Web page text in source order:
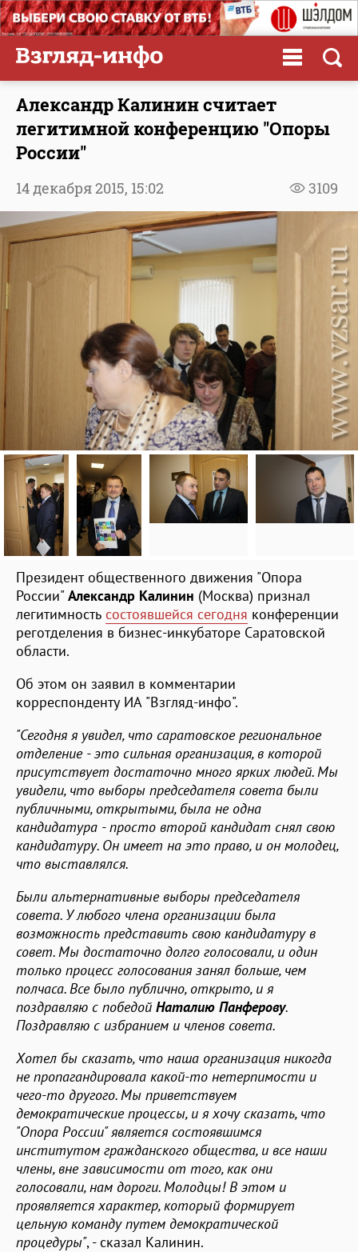
Александр Калинин считает
легитимной конференцию "Опоры
России"
3109
14 декабря 2015, 15:02
Президент общественного движения "Опора
России" Александр Калинин (Москва) признал
легитимность состоявшейся сегодня конференции
реготделения в бизнес-инкубаторе Саратовской
области.
Об этом он заявил в комментарии
корреспонденту ИА "Взгляд-инфо".
"Сегодня я увидел, что саратовское региональное
отделение - это сильная организация, в которой
присутствует достаточно много ярких людей. Мы
увидели, что выборы председателя совета были
публичными, открытыми, была не одна
кандидатура - просто второй кандидат снял свою
кандидатуру. Он имеет на это право, и он молодец,
что выставлялся.
Были альтернативные выборы председателя
совета. У любого члена организации была
возможность представить свою кандидатуру в
совет. Мы достаточно долго голосовали, и один
только процесс голосования занял больше, чем
полчаса. Все было публично, открыто, и я
поздравляю с победой Наталию Панферову.
Поздравляю с избранием и членов совета.
Хотел бы сказать, что наша организация никогда
не пропагандировала какой-то нетерпимости и
чего-то другого. Мы приветствуем
демократические процессы, и я хочу сказать, что
"Опора России" является состоявшимся
институтом гражданского общества, и все наши
члены, вне зависимости от того, как они
голосовали, нам дороги. Молодцы! В этом и
проявляется характер, который формирует
цельную команду путем демократической
процедуры", - сказал Калинин.